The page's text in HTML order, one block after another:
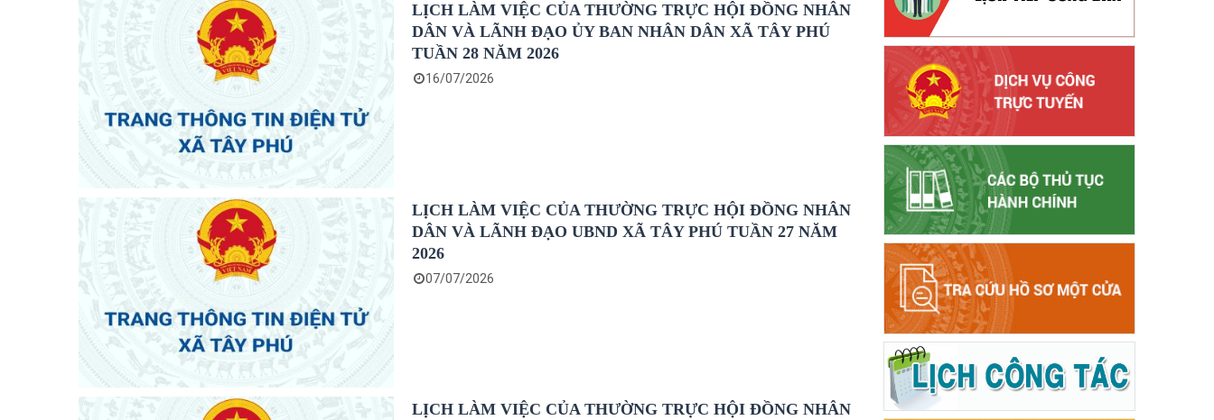
LỊCH LÀM VIỆC CỦA THƯỜNG TRỰC HỘI ĐỒNG NHÂN
DÂN VÀ LÃNH ĐẠO ỦY BAN NHÂN DÂN XÃ TÂY PHÚ
TUẦN 28 NĂM 2026
16/07/2026
LỊCH LÀM VIỆC CỦA THƯỜNG TRỰC HỘI ĐỒNG NHÂN
DÂN VÀ LÃNH ĐẠO UBND XÃ TÂY PHÚ TUẦN 27 NĂM
2026
07/07/2026
LỊCH LÀM VIỆC CỦA THƯỜNG TRỰC HỘI ĐỒNG NHÂN